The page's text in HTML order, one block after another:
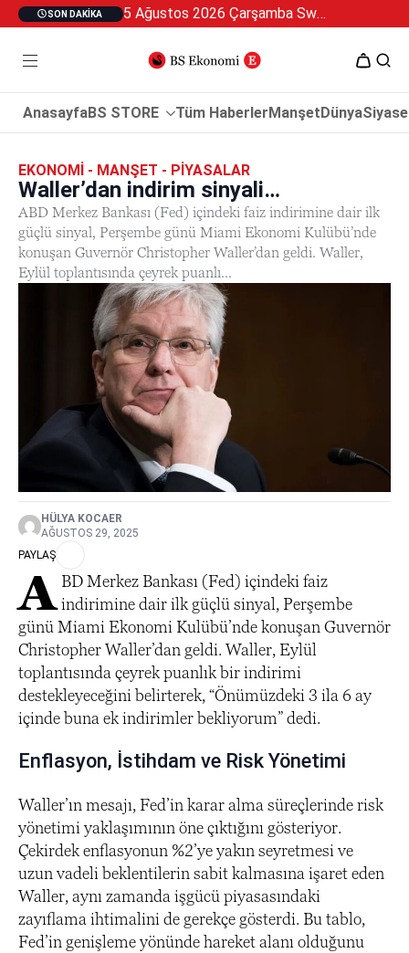
SON DAKIKA 5 Ağustos 2026 Çarşamba Swan Özel 2
AnasayfaBS STORE Tüm HaberlerManşetDünya
EKONOMI - MANŞET - PIYASALAR
Waller’dan indirim sinyali…
ABD Merkez Bankası (Fed) içindeki faiz indirimine dair ilk
güçlü sinyal, Perşembe günü Miami Ekonomi Kulübü’nde
konuşan Guvernör Christopher Waller’dan geldi. Waller,
Eylül toplantısında çeyrek puanlı...
HÜLYA KOCAER
AĞUSTOS 29, 2025
PAYLAŞ
A BD Merkez Bankası (Fed) içindeki faiz
indirimine dair ilk güçlü sinyal, Perşembe
günü Miami Ekonomi Kulübü’nde konuşan Guvernör
Christopher Waller’dan geldi. Waller, Eylül
toplantısında çeyrek puanlık bir indirimi
destekleyeceğini belirterek, “Önümüzdeki 3 ila 6 ay
içinde buna ek indirimler bekliyorum” dedi.
Enflasyon, İstihdam ve Risk Yönetimi
Waller’ın mesajı, Fed’in karar alma süreçlerinde risk
yönetimi yaklaşımının öne çıktığını gösteriyor.
Çekirdek enflasyonun %2’ye yakın seyretmesi ve
uzun vadeli beklentilerin sabit kalmasına işaret eden
Waller, aynı zamanda işgücü piyasasındaki
zayıflama ihtimalini de gerekçe gösterdi. Bu tablo,
Fed’in genişleme yönünde hareket alanı olduğunu